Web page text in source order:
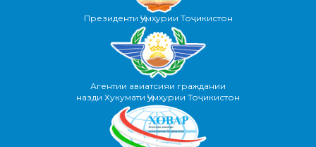
Президенти Ҷумҳурии Тоҷикистон
Агентии авиатсияи граждании
назди Хукумати Ҷумҳурии Тоҷикистон